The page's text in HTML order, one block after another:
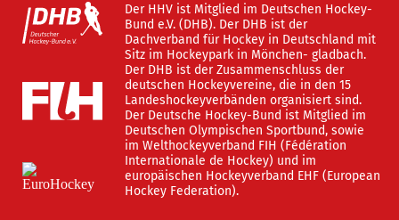
Der HHV ist Mitglied im Deutschen Hockey-
Bund e.V. (DHB). Der DHB ist der
Dachverband für Hockey in Deutschland mit
Sitz im Hockeypark in Mönchen- gladbach.
Der DHB ist der Zusammenschluss der
deutschen Hockeyvereine, die in den 15
Landeshockeyverbänden organisiert sind.
Der Deutsche Hockey-Bund ist Mitglied im
Deutschen Olympischen Sportbund, sowie
im Welthockeyverband FIH (Fédération
Internationale de Hockey) und im
europäischen Hockeyverband EHF (European
Hockey Federation).